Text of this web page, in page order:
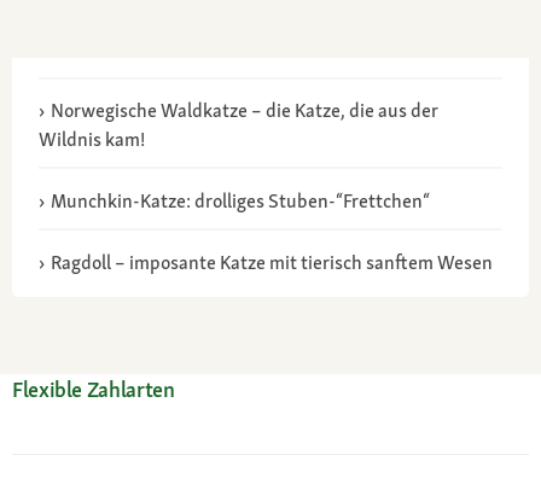
Norwegische Waldkatze – die Katze, die aus der
Wildnis kam!
Munchkin-Katze: drolliges Stuben-“Frettchen“
Ragdoll – imposante Katze mit tierisch sanftem Wesen
Flexible Zahlarten